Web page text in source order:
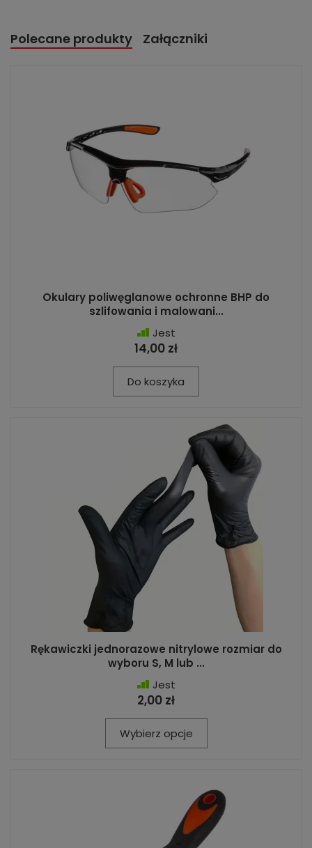
Polecane produkty Załączniki
Okulary poliwęglanowe ochronne BHP do
szlifowania i malowani...
Jest
14,00 zł
Do koszyka
Rękawiczki jednorazowe nitrylowe rozmiar do
wyboru S, M lub ...
Jest
2,00 zł
Wybierz opcje